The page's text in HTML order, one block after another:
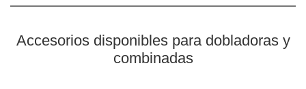
Accesorios disponibles para dobladoras y
combinadas